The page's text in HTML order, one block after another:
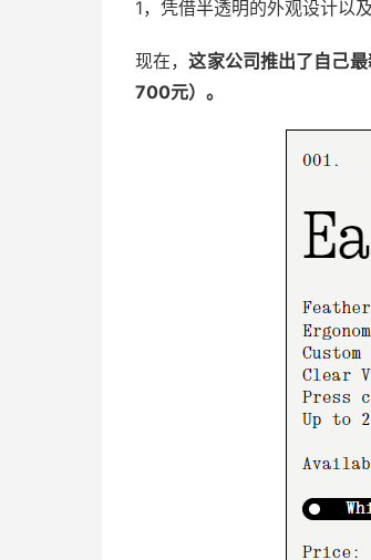
1，凭借半透明的外观设计以
现在，这家公司推出了自己
700元）。